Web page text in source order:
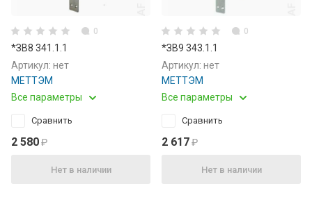
0
*ЗВ8 341.1.1
Артикул: нет
МЕТТЭМ
Все параметры
Сравнить
2 580₽
Нет в наличии
0
*ЗВ9 343.1.1
Артикул: нет
МЕТТЭМ
Все параметры
Сравнить
2 617₽
Нет в наличии